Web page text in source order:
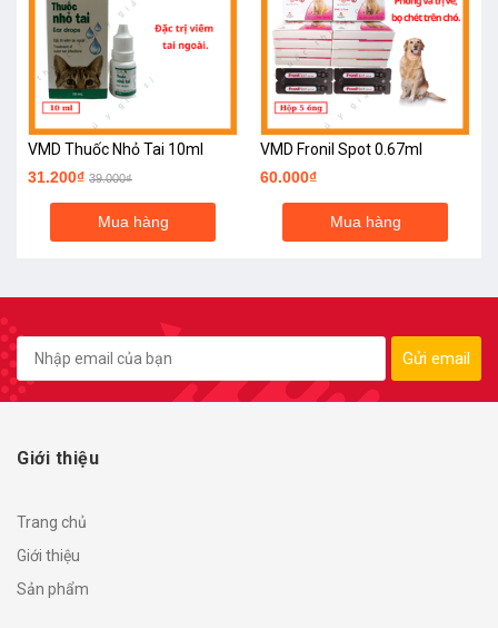
VMD Thuốc Nhỏ Tai 10ml
31.200₫ 39.000₫
Mua hàng
VMD Fronil Spot 0.67ml
60.000₫
Mua hàng
Gửi email
Giới thiệu
Trang chủ
Giới thiệu
Sản phẩm